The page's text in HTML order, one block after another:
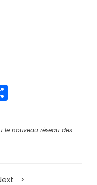
le nouveau réseau des